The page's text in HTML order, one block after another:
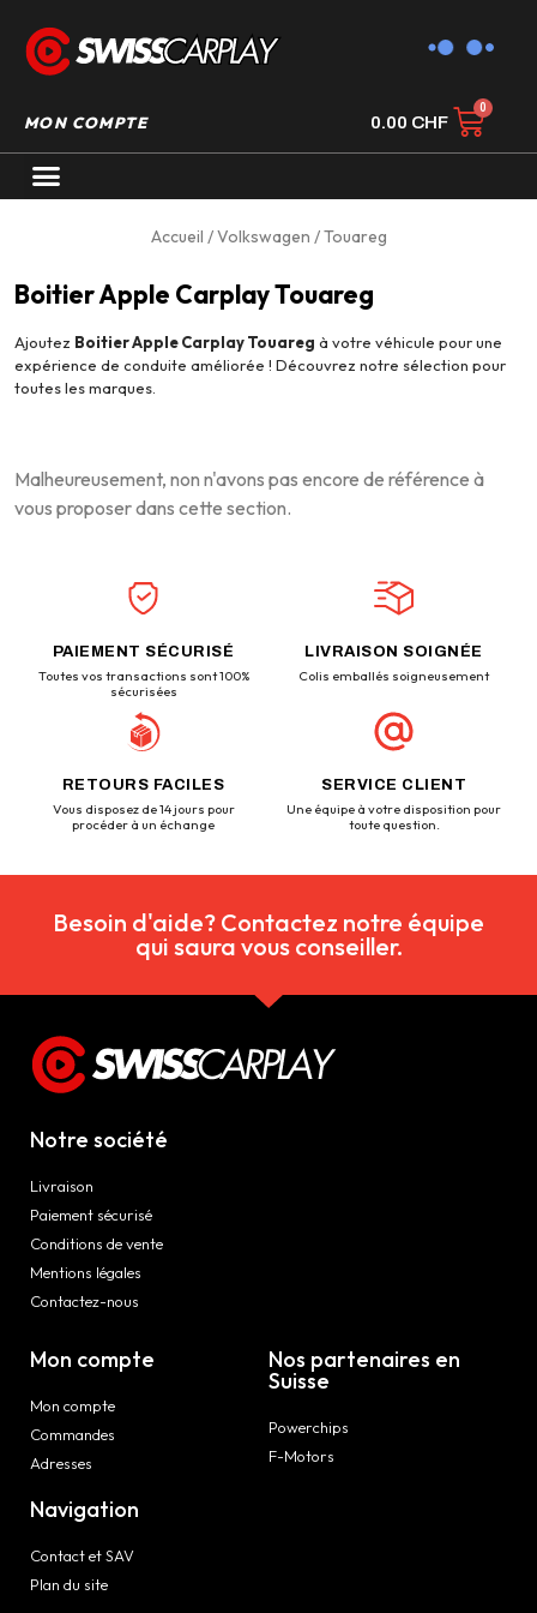
MON COMPTE 0.00 CHF
Accueil /Volkswagen / Touareg
Boitier Apple Carplay Touareg
Ajoutez Boitier Apple Carplay Touareg à votre véhicule pour une
expérience de conduite améliorée ! Découvrez notre sélection pour
toutes les marques.
Malheureusement, non n'avons pas encore de référence à
vous proposer dans cette section.
PAIEMENT SÉCURISÉ
Toutes vos transactions sont 100%
sécurisées
LIVRAISON SOIGNÉE
Colis emballés soigneusement
RETOURS FACILES
Vous disposez de 14 jours pour
procéder à un échange
SERVICE CLIENT
Une équipe à votre disposition pour
toute question.
Besoin d'aide? Contactez notre équipe
qui saura vous conseiller.
Notre société
Livraison
Paiement sécurisé
Conditions de vente
Mentions légales
Contactez-nous
Mon compte
Mon compte
Commandes
Adresses
Navigation
Contact et SAV
Plan du site
Nos partenaires en
Suisse
Powerchips
F-Motors